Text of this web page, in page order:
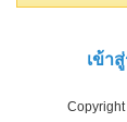
เข้า
Copyright